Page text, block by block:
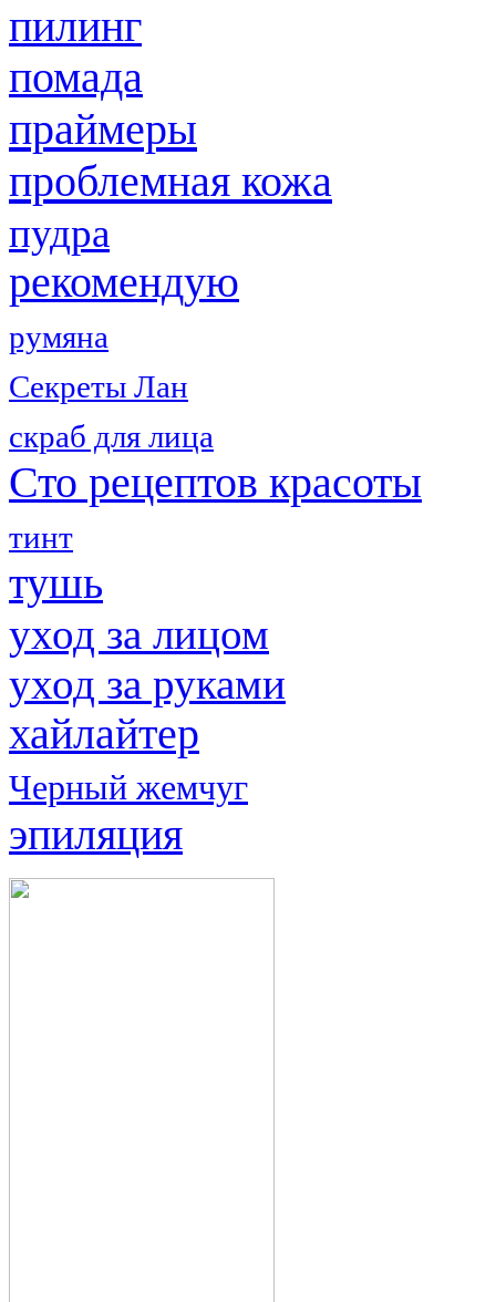
пилинг
помада
праймеры
проблемная кожа
пудра
рекомендую
румяна
Секреты Лан
скраб для лица
Сто рецептов красоты
тинт
тушь
уход за лицом
уход за руками
хайлайтер
Черный жемчуг
эпиляция